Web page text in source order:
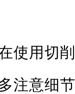
使用切
注意细